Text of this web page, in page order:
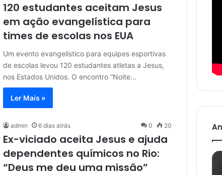
120 estudantes aceitam Jesus
em ação evangelística para
times de escolas nos EUA
Um evento evangelístico para equipes esportivas
de escolas levou 120 estudantes atletas a Jesus,
nos Estados Unidos. O encontro “Noite…
Ler Mais »
admin 6 dias atrás 0 20
Ex-viciado aceita Jesus e ajuda
dependentes químicos no Rio:
“Deus me deu uma missão”